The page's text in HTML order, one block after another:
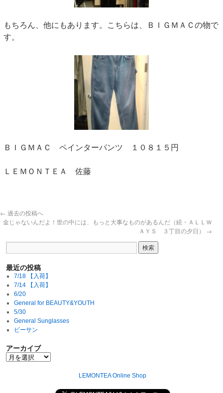
もちろん、他にもあります。こちらは、ＢＩＧＭＡＣの物で
す。
ＢＩＧＭＡＣ ペインターパンツ １０８１５円
ＬＥＭＯＮＴＥＡ 佐藤
← 過去の投稿へ
金じゃないんだよ！世の中には、もっと大事なものがあるんだ（続・ＡＬＬＷ
ＡＹＳ ３丁目の夕日） →
最近の投稿
7/18 【入荷】
7/14 【入荷】
6/20
General for BEAUTY&YOUTH
5/30
General Sunglasses
ビーサン
アーカイブ
LEMONTEA Online Shop